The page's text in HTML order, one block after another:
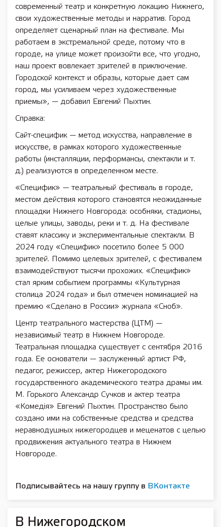
современный театр и конкретную локацию Нижнего,
свои художественные методы и нарратив. Город
определяет сценарный план на фестивале. Мы
работаем в экстремальной среде, потому что в
городе, на улице может произойти все, что угодно,
наш проект вовлекает зрителей в приключение.
Городской контекст и образы, которые дает сам
город, мы усиливаем через художественные
приемы», — добавил Евгений Пыхтин.
Справка:
Сайт-специфик — метод искусства, направление в
искусстве, в рамках которого художественные
работы (инсталляции, перформансы, спектакли и т.
д.) реализуются в определенном месте.
«Специфик» — театральный фестиваль в городе,
местом действия которого становятся неожиданные
площадки Нижнего Новгорода: особняки, стадионы,
целые улицы, заводы, реки и т. д. На фестивале
ставят классику и экспериментальные спектакли. В
2024 году «Специфик» посетило более 5 000
зрителей. Помимо целевых зрителей, с фестивалем
взаимодействуют тысячи прохожих. «Специфик»
стал ярким событием программы «Культурная
столица 2024 года» и был отмечен номинацией на
премию «Сделано в России» журнала «Сноб».
Центр театрального мастерства (ЦТМ) —
независимый театр в Нижнем Новгороде.
Театральная площадка существует с сентября 2016
года. Ее основатели — заслуженный артист РФ,
педагог, режиссер, актер Нижегородского
государственного академического театра драмы им.
М. Горького Александр Сучков и актер театра
«Комедiя» Евгений Пыхтин. Пространство было
создано ими на собственные средства и средства
неравнодушных нижегородцев и меценатов с целью
продвижения актуального театра в Нижнем
Новгороде.
Подписывайтесь на нашу группу в ВКонтакте
В Нижегородском